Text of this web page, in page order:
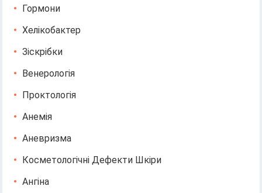
Гормони
Хелікобактер
Зіскрібки
Венерологія
Проктологія
Анемія
Аневризма
Косметологічні Дефекти Шкіри
Ангіна